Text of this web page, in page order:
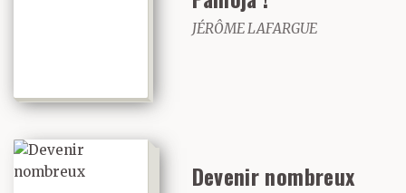
JÉRÔME LAFARGUE
Devenir nombreux